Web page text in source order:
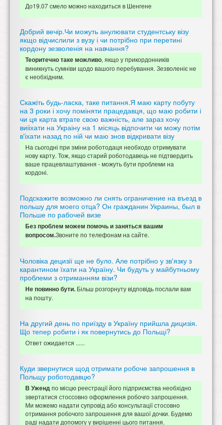
До19.07 смело можно находиться в Шенгене
Добрий вечір.Чи можуть анулювати студентську візу
якщо відчислили з вузу і чи потрібно при перетині
кордону зезволенія на навчання?
Теоритечно таке можливо, якщо у прикордонників
виникнуть сумніви щодо вашого перебування. Зезволеніє не
є необхідним.
Скажіть будь-ласка, таке питання.Я маю карту побуту
на 3 роки і хочу поміняти працедавця, що маю робити і
чи ця карта втрате свою важність, але зараз хочу
виііхати на Украіну на 1 місяць відпочити чи можу потім
в'іхати назад по ній чи маю знов відкривати візу
На сьогодні при зміни роботодаця необходо отримувати
нову карту. Тож, якщо старий роботодавець не підтвердить
ваше працевлаштування - можуть бути проблеми на
кордоні.
Подскажите возможно ли снять ограничение на въезд в
польшу для моего отца? Он гражданин Украины, был в
Польше по рабочей визе
Без проблем можем помочь и заняться вашим
вопросом.Звоните по телефонам на сайте.
Чоловіка децизії ще не було. Але потрібно у зв'язку з
карантином їхати на Україну. Чи будуть у майбутньому
проблеми з отриманням візи?
Не повинно бути. Більш розгорнуту відповідь послали вам
на пошту.
На другий день по приїзду в Україну прийшла дицизія.
Що тепер робити і як повернутись до Польщі?
Ответ ожидается ......
Куди звернутися щод отримати робоче запрошення в
Польщу роботодавцю?
В Ужендпо місцю реестрації його підприємства необхідно
звертатися стоссовно оформлення робочго запрошення.
Ми можемо надати супровід або консультації стосовно
отримання робочого запрошення для вашої дочки. Будемо
раді надати допомогу у вирішенні цього питання.